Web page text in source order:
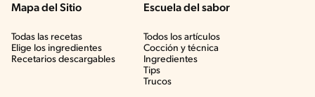
Mapa del Sitio
Todas las recetas
Elige los ingredientes
Recetarios descargables
Escuela del sabor
Todos los artículos
Cocción y técnica
Ingredientes
Tips
Trucos